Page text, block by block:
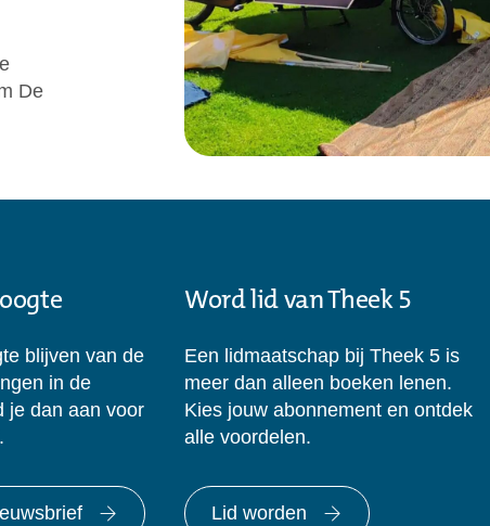
De
blijven van de
in de
je dan aan voor
Word lid van Theek 5
Een lidmaatschap bij Theek 5 is
meer dan alleen boeken lenen.
Kies jouw abonnement en ontdek
alle voordelen.
Lid worden